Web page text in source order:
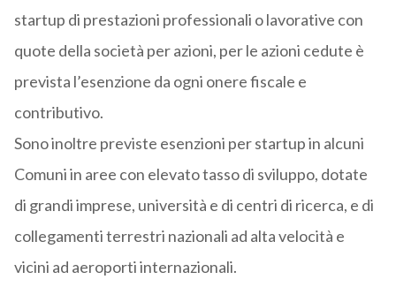
startup di prestazioni professionali o lavorative con
quote della società per azioni, per le azioni cedute è
prevista l’esenzione da ogni onere fiscale e
contributivo.
Sono inoltre previste esenzioni per startup in alcuni
Comuni in aree con elevato tasso di sviluppo, dotate
di grandi imprese, università e di centri di ricerca, e di
collegamenti terrestri nazionali ad alta velocità e
vicini ad aeroporti internazionali.